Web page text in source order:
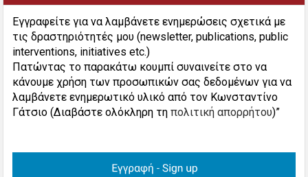
Εγγραφείτε για να λαμβάνετε ενημερώσεις σχετικά με
τις δραστηριότητές μου (newsletter, publications, public
interventions, initiatives etc.)
Πατώντας το παρακάτω κουμπί συναινείτε στο να
κάνουμε χρήση των προσωπικών σας δεδομένων για να
λαμβάνετε ενημερωτικό υλικό από τον Κωνσταντίνο
Γάτσιο (Διαβάστε ολόκληρη τηπολιτική απορρήτου)”